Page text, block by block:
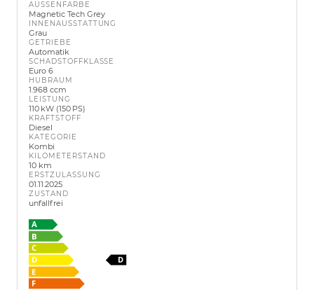
AUSSENFARBE
Magnetic Tech Grey
INNENAUSSTATTUNG
Grau
GETRIEBE
Automatik
SCHADSTOFFKLASSE
Euro 6
HUBRAUM
1.968 ccm
LEISTUNG
110 kW (150 PS)
KRAFTSTOFF
Diesel
KATEGORIE
Kombi
KILOMETERSTAND
10 km
ERSTZULASSUNG
01.11.2025
ZUSTAND
unfallfrei